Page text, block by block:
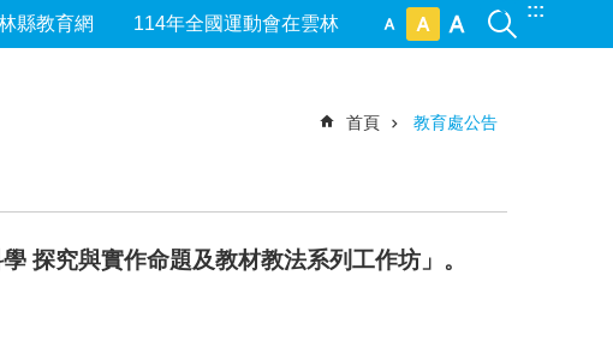
:::
縣教育網 114年全國運動會在雲林
首頁 教育處公告
探究與實作命題及教材教法系列工作坊」。